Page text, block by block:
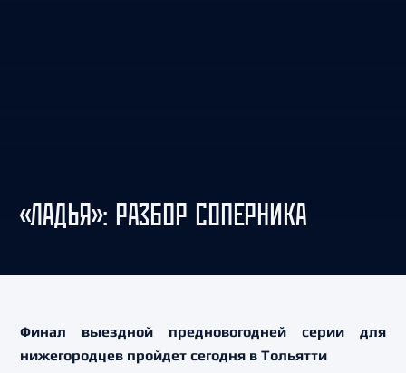
«ЛАДЬЯ»: РАЗБОР СОПЕРНИКА
Финал выездной предновогодней серии для
нижегородцев пройдет сегодня в Тольятти